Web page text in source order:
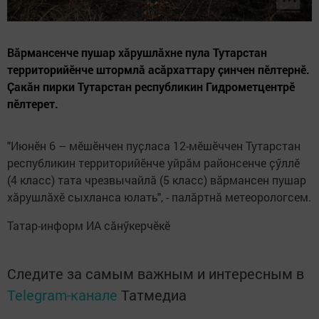
Вӑрмансенче пушар хӑрушлӑхне пула Тутарстан
территорийӗнче штормлӑ асӑрхаттару ҫинчен пӗлтернӗ.
Ҫакӑн пирки Тутарстан республикин Гидрометцентрӗ
пӗлтерет.
"Июнӗн 6 – мӗшӗнчен пуҫласа 12-мӗшӗччен Тутарстан
республикин территорийӗнче уйрӑм районсенче ҫӳллӗ
(4 класс) тата чрезвычайлӑ (5 класс) вӑрмансен пушар
хӑрушлӑхӗ сыхланса юлать", - палӑртнӑ метеорологсем.
Татар-информ ИА сӑнӳкерчӗкӗ
Следите за самым важным и интересным в
Telegram-канале Татмедиа